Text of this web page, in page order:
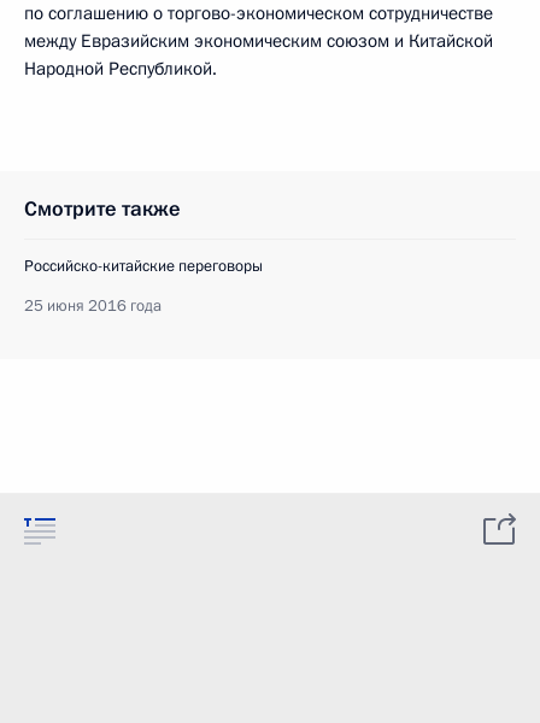
по соглашению о торгово-экономическом сотрудничестве
между Евразийским экономическим союзом и Китайской
Народной Республикой.
Смотрите также
Российско-китайские переговоры
25 июня 2016 года